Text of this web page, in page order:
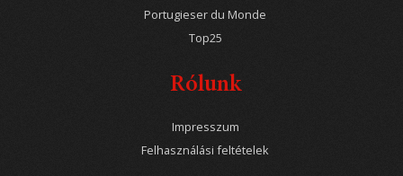
Portugieser du Monde
Top25
Rólunk
Impresszum
Felhasználási feltételek